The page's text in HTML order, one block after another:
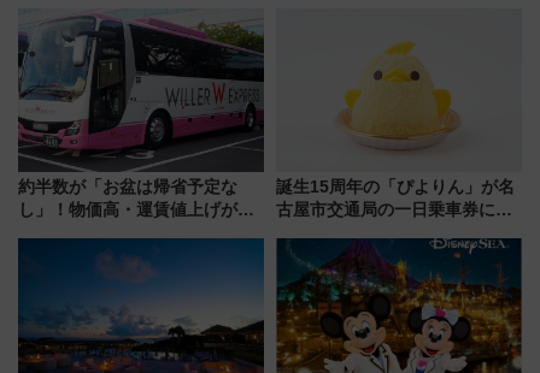
注目スポット
約半数が「お盆は帰省予定な
し」！物価高・運賃値上げが財
りたいけど……【WILLER お盆
誕生15周年の「ぴよりん」が名
古屋市交通局の一日乗車券に！
定1万5000枚】